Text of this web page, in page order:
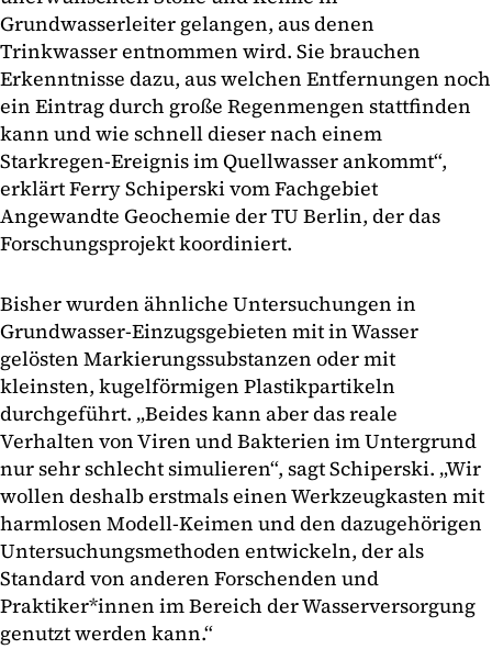
Grundwasserleiter gelangen, aus denen
Trinkwasser entnommen wird. Sie brauchen
Erkenntnisse dazu, aus welchen Entfernungen noch
ein Eintrag durch große Regenmengen stattfinden
kann und wie schnell dieser nach einem
Starkregen-Ereignis im Quellwasser ankommt“,
erklärt Ferry Schiperski vom Fachgebiet
Angewandte Geochemie der TU Berlin, der das
Forschungsprojekt koordiniert.
Bisher wurden ähnliche Untersuchungen in
Grundwasser-Einzugsgebieten mit in Wasser
gelösten Markierungssubstanzen oder mit
kleinsten, kugelförmigen Plastikpartikeln
durchgeführt. „Beides kann aber das reale
Verhalten von Viren und Bakterien im Untergrund
nur sehr schlecht simulieren“, sagt Schiperski. „Wir
wollen deshalb erstmals einen Werkzeugkasten mit
harmlosen Modell-Keimen und den dazugehörigen
Untersuchungsmethoden entwickeln, der als
Standard von anderen Forschenden und
Praktiker*innen im Bereich der Wasserversorgung
genutzt werden kann.“